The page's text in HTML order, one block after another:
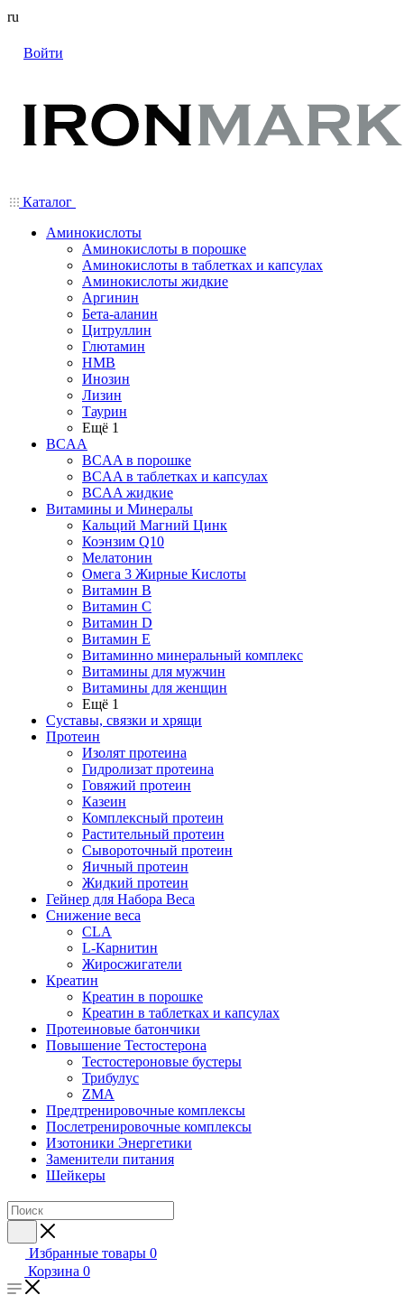
ru
Войти
Каталог
Аминокислоты
Аминокислоты в порошке
Аминокислоты в таблетках и капсулах
Аминокислоты жидкие
Аргинин
Бета-аланин
Цитруллин
Глютамин
HMB
Инозин
Лизин
Таурин
Ещё 1
BCAA
BCAA в порошке
BCAA в таблетках и капсулах
BCAA жидкие
Витамины и Минералы
Кальций Магний Цинк
Коэнзим Q10
Мелатонин
Омега 3 Жирные Кислоты
Витамин B
Витамин C
Витамин D
Витамин E
Витаминно минеральный комплекс
Витамины для мужчин
Витамины для женщин
Ещё 1
Суставы, связки и хрящи
Протеин
Изолят протеина
Гидролизат протеина
Говяжий протеин
Казеин
Комплексный протеин
Растительный протеин
Сывороточный протеин
Яичный протеин
Жидкий протеин
Гейнер для Набора Веса
Снижение веса
CLA
L-Карнитин
Жиросжигатели
Креатин
Креатин в порошке
Креатин в таблетках и капсулах
Протеиновые батончики
Повышение Тестостерона
Тестостероновые бустеры
Трибулус
ZMA
Предтренировочные комплексы
Послетренировочные комплексы
Изотоники Энергетики
Заменители питания
Шейкеры
Избранные товары 0
Корзина 0